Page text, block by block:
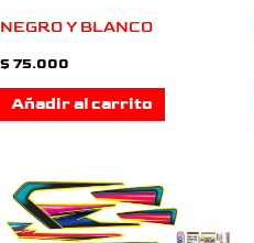
NEGRO Y BLANCO
$ 75.000
Añadir al carrito